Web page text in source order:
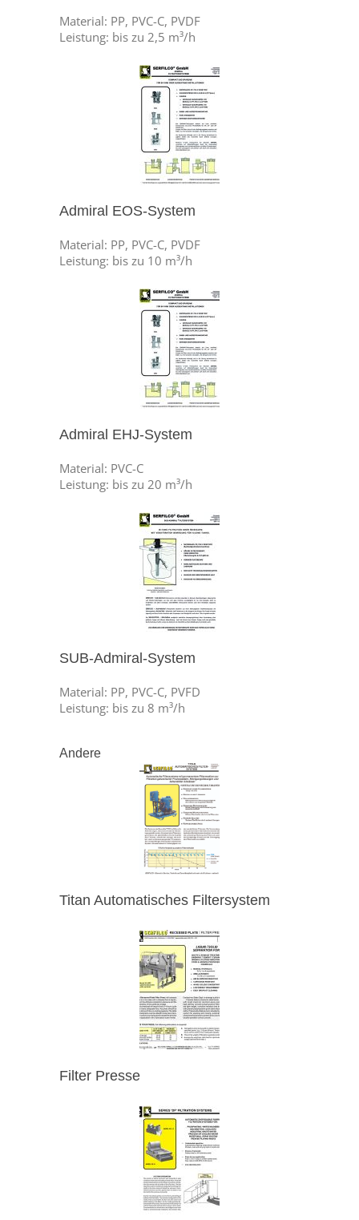
Material: PP, PVC-C, PVDF
Leistung: bis zu 2,5 m³/h
Admiral EOS-System
Material: PP, PVC-C, PVDF
Leistung: bis zu 10 m³/h
Admiral EHJ-System
Material: PVC-C
Leistung: bis zu 20 m³/h
SUB-Admiral-System
Material: PP, PVC-C, PVFD
Leistung: bis zu 8 m³/h
Andere
Titan Automatisches Filtersystem
Filter Presse